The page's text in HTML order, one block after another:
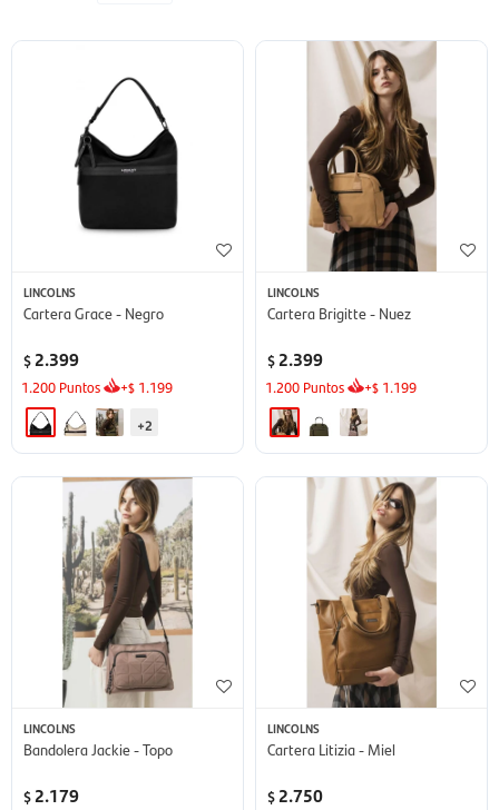
LINCOLNS
Cartera Grace - Negro
$ 2.399
1.200 Puntos +$ 1.199
+2
LINCOLNS
Cartera Brigitte - Nuez
$ 2.399
1.200 Puntos +$ 1.199
LINCOLNS
Bandolera Jackie - Topo
$ 2.179
LINCOLNS
Cartera Litizia - Miel
$ 2.750